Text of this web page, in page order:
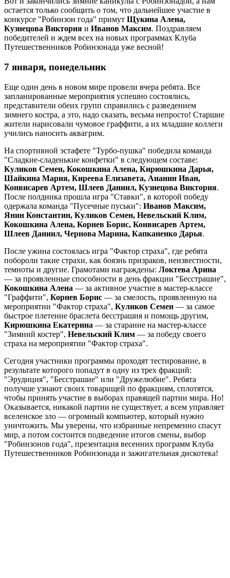
остается только сообщить о том, что дальнейшее участие в
конкурсе "Робинзон года" примут Щукина Алена,
Кузнецова Виктория и Иванов Максим. Поздравляем
победителей и ждем всех на новых программах Клуба
Путешественников Робинзонада уже весной!
7 января, понедельник
Еще один день в новом мире провели вчера ребята. Все
запланированные мероприятия успешно состоялись,
представители обеих групп справились с разведением
зимнего костра, а это, надо сказать, весьма непросто! Старшие
жители нарисовали чумовое граффити, а их младшие коллеги
учились наносить аквагрим.
На спортивной эстафете "Турбо-пушка" победила команда
"Сладкие-сладенькие конфетки" в следующем составе:
Куликов Семен, Кокошкина Алена, Кирюшкина Дарья,
Шайкина Мария, Киреева Елизавета, Ананин Иван,
Конвисарев Артем, Шлеев Даниил, Кузнецова Виктория.
После полдника прошла игра "Ставки", в которой победу
одержала команда "Пусечные пуськи": Иванов Максим,
Янин Константин, Куликов Семен, Невельский Клим,
Кокошкина Алена, Корнев Борис, Конвисарев Артем,
Шлеев Даниил, Чернова Марина, Капканенко Дарья.
После ужина состоялась игра "Фактор страха", где ребята
побороли такие страхи, как боязнь призраков, неизвестности,
темноты и другие. Грамотами награждены: Локтева Арина
— за проявленные способности в день фракции "Бесстрашие",
Кокошкина Алена — за активное участие в мастер-классе
"Граффити", Корнев Борис — за смелость, проявленную на
мероприятии "Фактор страха", Куликов Семен — за самое
быстрое плетение браслета бесстрашия и помощь другим,
Кирюшкина Екатерина — за старание на мастер-классе
"Зимний костер", Невельский Клим — за победу своего
страха на мероприятии "Фактор страха".
Сегодня участники программы проходят тестирование, в
результате которого попадут в одну из трех фракций:
"Эрудиция", "Бесстрашие" или "Дружелюбие". Ребята
получше узнают своих товарищей по фракциям, сплотятся,
чтобы принять участие в выборах правящей партии мира. Но!
Оказывается, никакой партии не существует, а всем управляет
вселенское зло — огромный компьютер, который нужно
уничтожить. Мы уверены, что избранные непременно спасут
мир, а потом состоится подведение итогов смены, выбор
"Робинзонов года", презентация весенних программ Клуба
Путешественников Робинзонада и зажигательная дискотека!